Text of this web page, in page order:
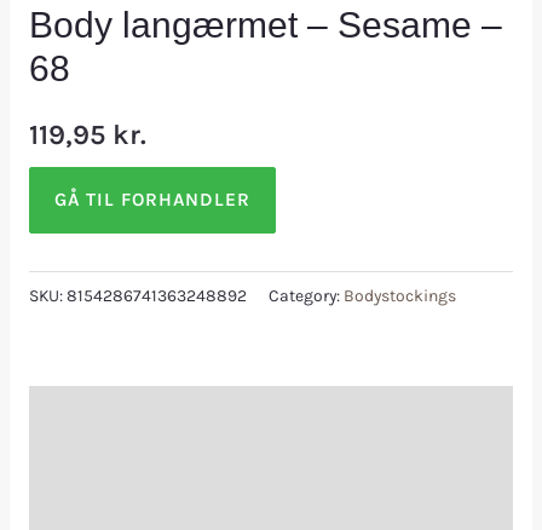
Body langærmet – Sesame –
68
119,95 kr.
GÅ TIL FORHANDLER
SKU:8154286741363248892 Category: Bodystockings